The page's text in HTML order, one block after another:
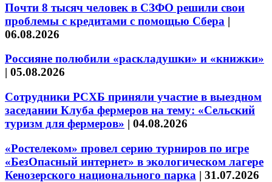
Почти 8 тысяч человек в СЗФО решили свои
проблемы с кредитами с помощью Сбера |
06.08.2026
Россияне полюбили «раскладушки» и «книжки»
| 05.08.2026
Сотрудники РСХБ приняли участие в выездном
заседании Клуба фермеров на тему: «Сельский
туризм для фермеров» | 04.08.2026
«Ростелеком» провел серию турниров по игре
«БезОпасный интернет» в экологическом лагере
Кенозерского национального парка | 31.07.2026